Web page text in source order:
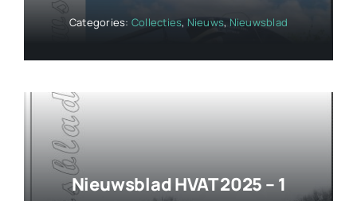
Categories: Collecties, Nieuws,Nieuwsblad
Nieuwsblad HVAT 2025 – 1